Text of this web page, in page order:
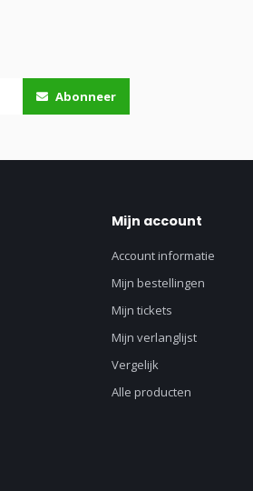
Abonneer
Mijn account
Account informatie
Mijn bestellingen
Mijn tickets
Mijn verlanglijst
Vergelijk
Alle producten